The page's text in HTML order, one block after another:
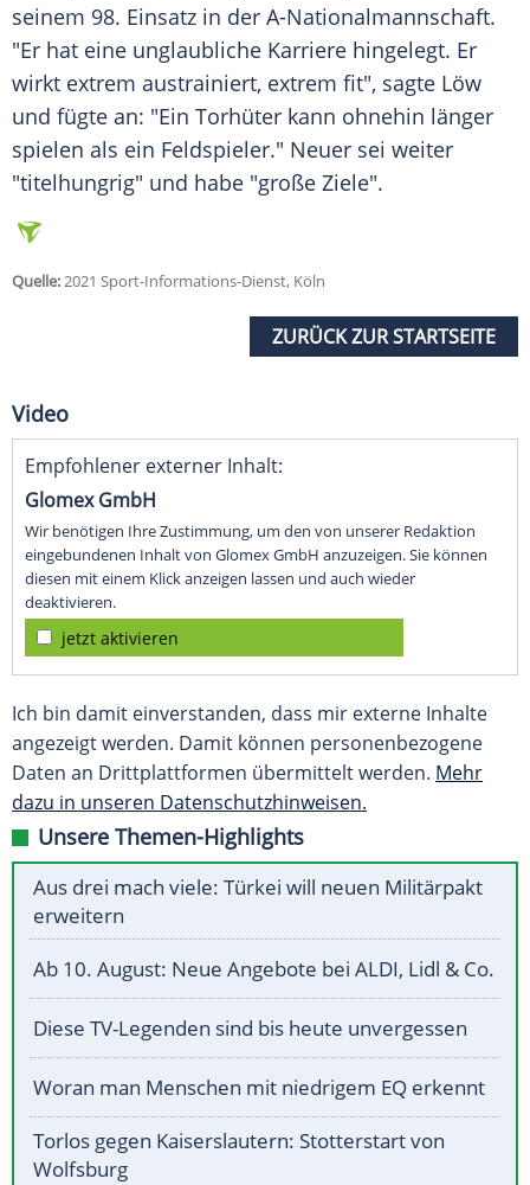
seinem 98. Einsatz in der A-Nationalmannschaft.
"Er hat eine unglaubliche Karriere hingelegt. Er
wirkt extrem austrainiert, extrem fit", sagte Löw
und fügte an: "Ein Torhüter kann ohnehin länger
spielen als ein Feldspieler." Neuer sei weiter
"titelhungrig" und habe "große Ziele".
Quelle:2021 Sport-Informations-Dienst, Köln
ZURÜCK ZUR STARTSEITE
Video
Empfohlener externer Inhalt:
Glomex GmbH
Wir benötigen Ihre Zustimmung, um den von unserer Redaktion
eingebundenen Inhalt von Glomex GmbH anzuzeigen. Sie können
diesen mit einem Klick anzeigen lassen und auch wieder
deaktivieren.
jetzt aktivieren
Ich bin damit einverstanden, dass mir externe Inhalte
angezeigt werden. Damit können personenbezogene
Daten an Drittplattformen übermittelt werden. Mehr
dazu in unseren Datenschutzhinweisen.
Unsere Themen-Highlights
Aus drei mach viele: Türkei will neuen Militärpakt
erweitern
Ab 10. August: Neue Angebote bei ALDI, Lidl & Co.
Diese TV-Legenden sind bis heute unvergessen
Woran man Menschen mit niedrigem EQ erkennt
Torlos gegen Kaiserslautern: Stotterstart von
Wolfsburg